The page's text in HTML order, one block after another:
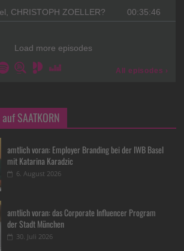
SAATKORN
amtlich voran: Employer Branding bei der IWB Basel
mit Katarina Karadzic
6. August 2026
amtlich voran: das Corporate Influencer Program
der Stadt München
30. Juli 2026